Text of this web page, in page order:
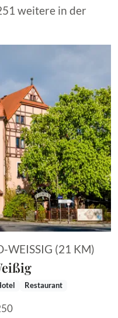
weitere in der
WEISSIG (21 KM)
Restaurant